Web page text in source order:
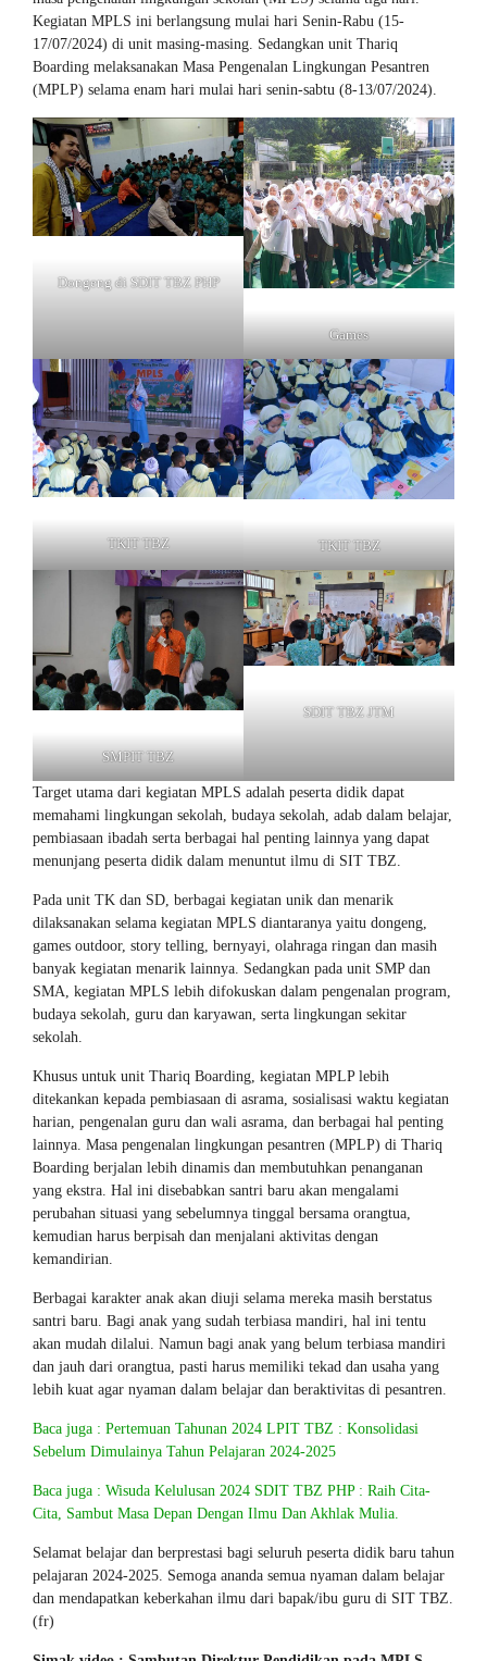
Kegiatan MPLS ini berlangsung mulai hari Senin-Rabu (15-
17/07/2024) di unit masing-masing. Sedangkan unit Thariq
Boarding melaksanakan Masa Pengenalan Lingkungan Pesantren
(MPLP) selama enam hari mulai hari senin-sabtu (8-13/07/2024).
Dongeng di SDIT TBZ PHP
Games
TKIT TBZ TKIT TBZ
SMPIT TBZ
SDIT TBZ JTM
Target utama dari kegiatan MPLS adalah peserta didik dapat
memahami lingkungan sekolah, budaya sekolah, adab dalam belajar,
pembiasaan ibadah serta berbagai hal penting lainnya yang dapat
menunjang peserta didik dalam menuntut ilmu di SIT TBZ.
Pada unit TK dan SD, berbagai kegiatan unik dan menarik
dilaksanakan selama kegiatan MPLS diantaranya yaitu dongeng,
games outdoor, story telling, bernyayi, olahraga ringan dan masih
banyak kegiatan menarik lainnya. Sedangkan pada unit SMP dan
SMA, kegiatan MPLS lebih difokuskan dalam pengenalan program,
budaya sekolah, guru dan karyawan, serta lingkungan sekitar
sekolah.
Khusus untuk unit Thariq Boarding, kegiatan MPLP lebih
ditekankan kepada pembiasaan di asrama, sosialisasi waktu kegiatan
harian, pengenalan guru dan wali asrama, dan berbagai hal penting
lainnya. Masa pengenalan lingkungan pesantren (MPLP) di Thariq
Boarding berjalan lebih dinamis dan membutuhkan penanganan
yang ekstra. Hal ini disebabkan santri baru akan mengalami
perubahan situasi yang sebelumnya tinggal bersama orangtua,
kemudian harus berpisah dan menjalani aktivitas dengan
kemandirian.
Berbagai karakter anak akan diuji selama mereka masih berstatus
santri baru. Bagi anak yang sudah terbiasa mandiri, hal ini tentu
akan mudah dilalui. Namun bagi anak yang belum terbiasa mandiri
dan jauh dari orangtua, pasti harus memiliki tekad dan usaha yang
lebih kuat agar nyaman dalam belajar dan beraktivitas di pesantren.
Baca juga : Pertemuan Tahunan 2024 LPIT TBZ : Konsolidasi
Sebelum Dimulainya Tahun Pelajaran 2024-2025
Baca juga : Wisuda Kelulusan 2024 SDIT TBZ PHP : Raih Cita-
Cita, Sambut Masa Depan Dengan Ilmu Dan Akhlak Mulia.
Selamat belajar dan berprestasi bagi seluruh peserta didik baru tahun
pelajaran 2024-2025. Semoga ananda semua nyaman dalam belajar
dan mendapatkan keberkahan ilmu dari bapak/ibu guru di SIT TBZ.
(fr)